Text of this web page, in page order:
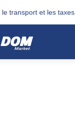
transport et les taxes.